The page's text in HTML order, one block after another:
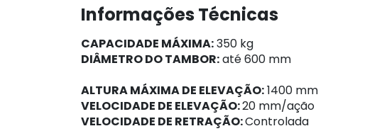
Informações Técnicas
CAPACIDADE MÁXIMA:350 kg
DIÂMETRO DO TAMBOR:até 600 mm
ALTURA MÁXIMA DE ELEVAÇÃO:1400 mm
VELOCIDADE DE ELEVAÇÃO:20 mm/ação
VELOCIDADE DE RETRAÇÃO:Controlada